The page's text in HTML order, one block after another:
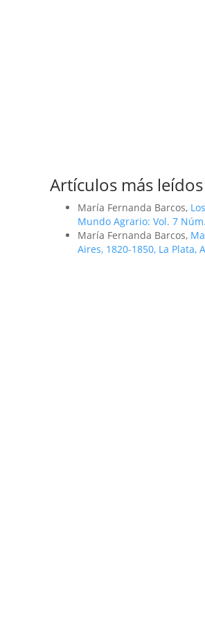
Artículos más
María Fernanda Barcos,
Mundo Agrario: Vol. 7
María Fernanda Barcos,
Aires, 1820-1850, La